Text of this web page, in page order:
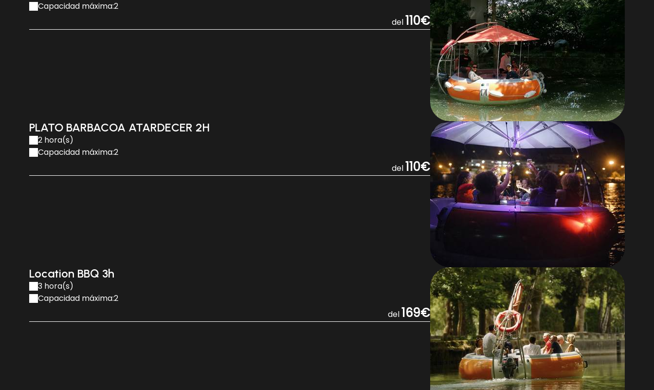
Capacidad máxima:2
del110€
PLATO BARBACOA ATARDECER 2H
2 hora(s)
Capacidad máxima:2
del110€
Location BBQ 3h
3 hora(s)
Capacidad máxima:2
del169€